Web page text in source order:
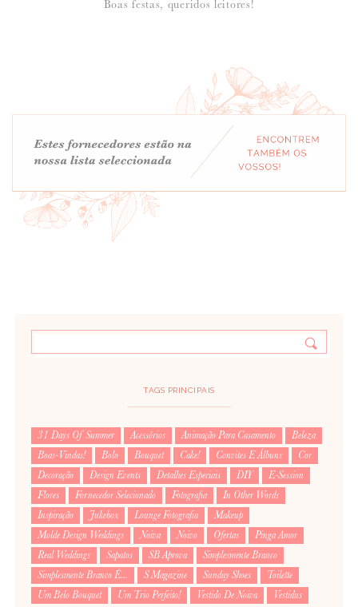
Boas festas, queridos leitores!
TAGS PRINCIPAIS
31 Days Of Summer Acessórios Animação Para Casamento
Beleza
Boas-Vindas!
Bolo Bouquet Cake! Convites E Álbuns
Cor
Decoração
Design Events Detalhes Especiais DIY
E-Session
Flores
Fornecedor Selecionado Fotografia
In Other Words
Inspiração
Jukebox Lounge Fotografia
Makeup
Molde Design Weddings
Noiva Noivo Ofertas
Pinga Amor
Real Weddings
Sapatos SB Aprova
Simplesmente Branco
Simplesmente Branco É...
S Magazine Sunday Shoes
Toilette
Um Belo Bouquet
Um Trio Perfeito! Vestido De Noiva
Vestidus